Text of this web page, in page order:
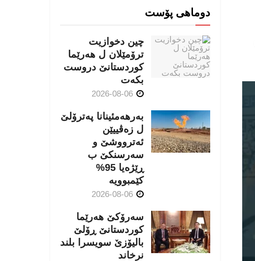
دوماهی پۆست
چین دخوازیت
ترۆمێلان ل هەرێما
كوردستانێ دروست
بكەت
بەرهەمئینانا په‌ترۆلێ
ل زه‌ڤییێن
ئەترووشێ و
سەرسنكێ ب
ڕێژەیا 95%
كێمبوویە
سەرۆکێ هەرێما
کوردستانێ ڕۆلێ
بالیۆزێ سویسرا بلند
نرخاند